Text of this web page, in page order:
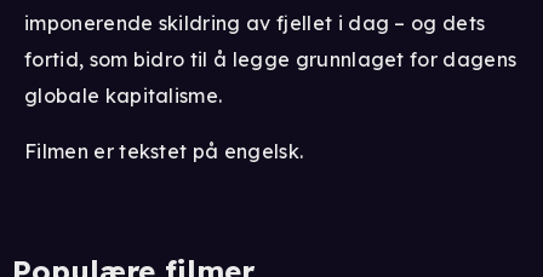
imponerende skildring av fjellet i dag – og dets
fortid, som bidro til å legge grunnlaget for dagens
globale kapitalisme.
Filmen er tekstet på engelsk.